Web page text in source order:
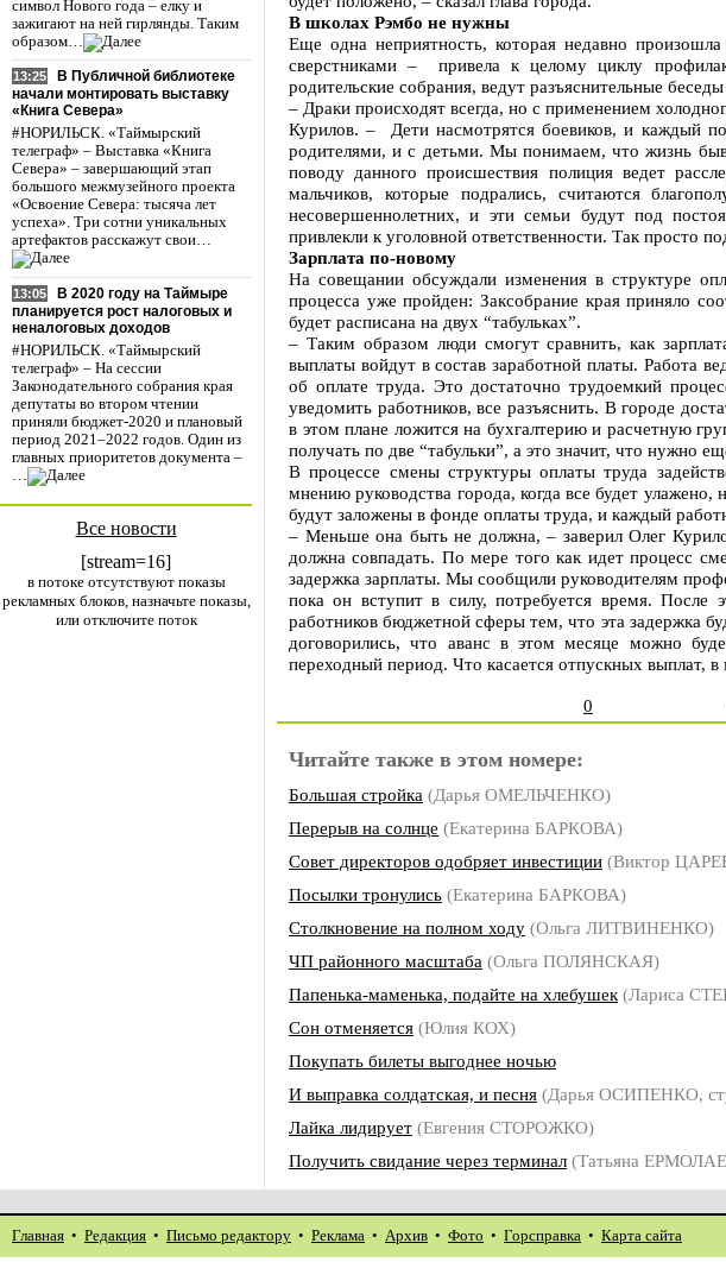
символ Нового года – елку и
зажигают на ней гирлянды. Таким
образом…
13:25
В Публичной библиотеке
начали монтировать выставку
«Книга Севера»
#НОРИЛЬСК. «Таймырский
телеграф» – Выставка «Книга
Севера» – завершающий этап
большого межмузейного проекта
«Освоение Севера: тысяча лет
успеха». Три сотни уникальных
артефактов расскажут свои…
13:05
В 2020 году на Таймыре
планируется рост налоговых и
неналоговых доходов
#НОРИЛЬСК. «Таймырский
телеграф» – На сессии
Законодательного собрания края
депутаты во втором чтении
приняли бюджет-2020 и плановый
период 2021–2022 годов. Один из
главных приоритетов документа –
…
Все новости
[stream=16]
в потоке отсутствуют показы
рекламных блоков, назначьте показы,
или отключите поток
В школах Рэмбо не нужны
Еще одна неприятность, которая недавно
сверстниками – привела к целому циклу
родительские собрания, ведут разъяснительные
– Драки происходят всегда, но с применением
Курилов. – Дети насмотрятся боевиков, и каждый
родителями, и с детьми. Мы понимаем, что жизнь
поводу данного происшествия полиция ведет
мальчиков, которые подрались, считаются
несовершеннолетних, и эти семьи будут под
привлекли к уголовной ответственности. Так просто
Зарплата по-новому
На совещании обсуждали изменения в структуре
процесса уже пройден: Заксобрание края приняло
будет расписана на двух “табульках”.
– Таким образом люди смогут сравнить, как
выплаты войдут в состав заработной платы. Работа
об оплате труда. Это достаточно трудоемкий
уведомить работников, все разъяснить. В городе
в этом плане ложится на бухгалтерию и расчетную
получать по две “табульки”, а это значит, что нужно
В процессе смены структуры оплаты труда
мнению руководства города, когда все будет
будут заложены в фонде оплаты труда, и каждый
– Меньше она быть не должна, – заверил Олег
должна совпадать. По мере того как идет процесс
задержка зарплаты. Мы сообщили руководителям
пока он вступит в силу, потребуется время.
работников бюджетной сферы тем, что эта задержка
договорились, что аванс в этом месяце можно
переходный период. Что касается отпускных выплат,
0
Читайте также в этом номере:
Большая стройка (Дарья ОМЕЛЬЧЕНКО)
Перерыв на солнце (Екатерина БАРКОВА)
Совет директоров одобряет инвестиции (Виктор
Посылки тронулись (Екатерина БАРКОВА)
Столкновение на полном ходу (Ольга ЛИТВИНЕНКО)
ЧП районного масштаба (Ольга ПОЛЯНСКАЯ)
Папенька-маменька, подайте на хлебушек (Лариса
Сон отменяется (Юлия КОХ)
Покупать билеты выгоднее ночью
И выправка солдатская, и песня (Дарья ОСИПЕНКО,
Лайка лидирует (Евгения СТОРОЖКО)
Получить свидание через терминал (Татьяна
Главная • Редакция • Письмо редактору • Реклама • Архив • Фото • Горсправка • Карта сайта